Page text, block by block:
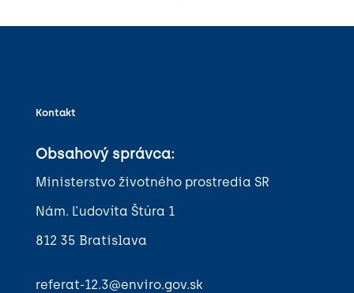
Kontakt
Obsahový správca:
Ministerstvo životného prostredia SR
Nám. Ľudovíta Štúra 1
812 35 Bratislava
referat-12.3@enviro.gov.sk